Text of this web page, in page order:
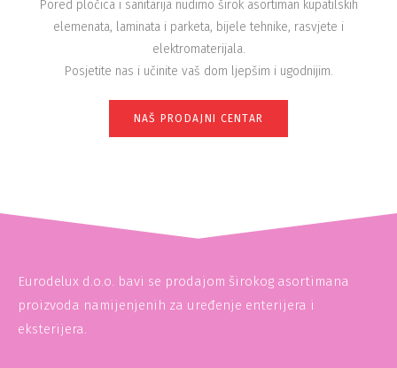
Pored pločica i sanitarija nudimo širok asortiman kupatilskih
elemenata, laminata i parketa, bijele tehnike, rasvjete i
elektromaterijala.
Posjetite nas i učinite vaš dom ljepšim i ugodnijim.
NAŠ PRODAJNI CENTAR
Eurodelux d.o.o. bavi se prodajom širokog asortimana
proizvoda namijenjenih za uređenje enterijera i
eksterijera.